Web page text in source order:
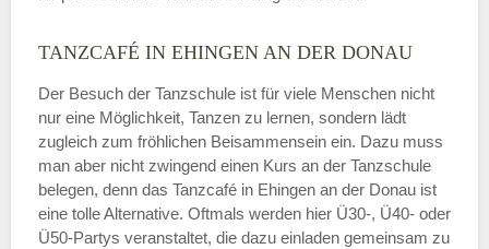
TANZCAFÉ IN EHINGEN AN DER DONAU
Der Besuch der Tanzschule ist für viele Menschen nicht
nur eine Möglichkeit, Tanzen zu lernen, sondern lädt
zugleich zum fröhlichen Beisammensein ein. Dazu muss
man aber nicht zwingend einen Kurs an der Tanzschule
belegen, denn das Tanzcafé in Ehingen an der Donau ist
eine tolle Alternative. Oftmals werden hier Ü30-, Ü40- oder
Ü50-Partys veranstaltet, die dazu einladen gemeinsam zu